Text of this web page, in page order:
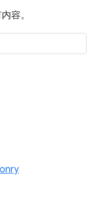
容。